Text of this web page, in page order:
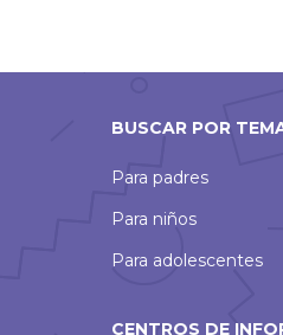
BUSCAR POR
Para padres
Para niños
Para adolescentes
CENTROS DE